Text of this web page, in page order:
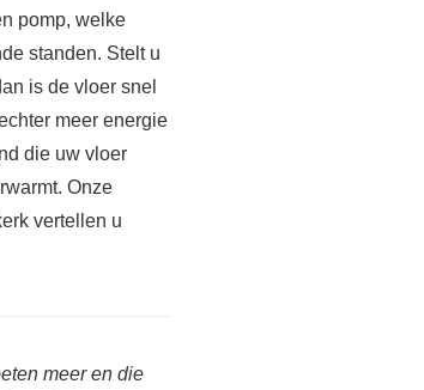
pomp, welke
standen. Stelt u
is de vloer snel
meer energie
die uw vloer
Onze
vertellen u
meer en die